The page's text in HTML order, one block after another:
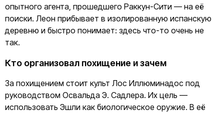
опытного агента, прошедшего Раккун-Сити — на её
поиски. Леон прибывает в изолированную испанскую
деревню и быстро понимает: здесь что-то очень не
так.
Кто организовал похищение и зачем
За похищением стоит культ Лос Иллюминадос под
руководством Освальда Э. Садлера. Их цель —
использовать Эшли как биологическое оружие. В её